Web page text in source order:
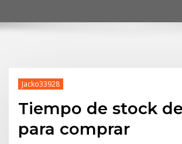
Jacko33928
Tiempo de stock
para comprar